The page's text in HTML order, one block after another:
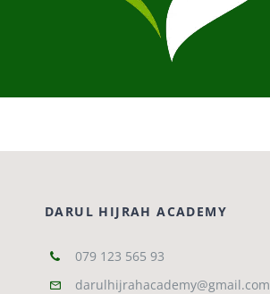
DARUL HIJRAH ACADEMY
079 123 565 93
darulhijrahacademy@gmail.com